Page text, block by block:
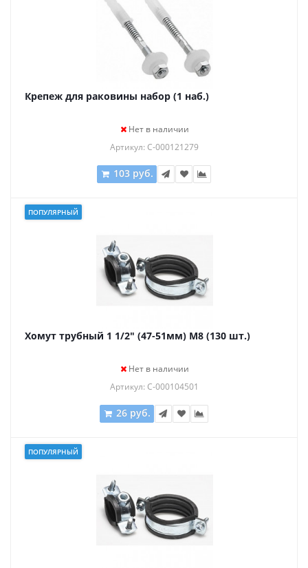
Крепеж для раковины набор (1 наб.)
Нет в наличии
Артикул: С-000121279
103 руб.
ПОПУЛЯРНЫЙ
Хомут трубный 1 1/2" (47-51мм) М8 (130 шт.)
Нет в наличии
Артикул: С-000104501
26 руб.
ПОПУЛЯРНЫЙ